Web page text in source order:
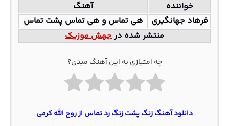
خواننده
آهنگ
فرهاد جهانگیری
هی تماس و هی تماس پشت تماس
منتشر شده درجهش موزیک
چه امتیازی به این آهنگ میدی؟
دانلود آهنگ زنگ پشت زنگ رد تماس از روح الله کرمی